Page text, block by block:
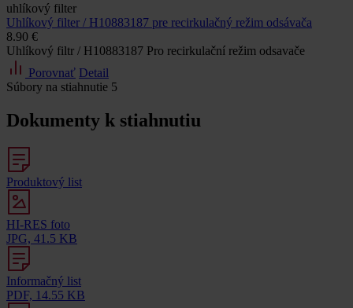
uhlíkový filter
Uhlíkový filter / H10883187 pre recirkulačný režim odsávača
8.90 €
Uhlíkový filtr / H10883187 Pro recirkulační režim odsavače
Porovnať Detail
Súbory na stiahnutie 5
Dokumenty k stiahnutiu
Produktový list
HI-RES foto
JPG, 41.5 KB
Informačný list
PDF, 14.55 KB